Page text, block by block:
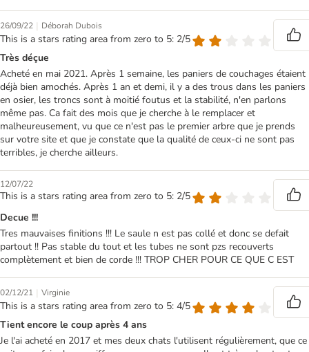
26/09/22 | Déborah Dubois
This is a stars rating area from zero to 5: 2/5
Très déçue
Acheté en mai 2021. Après 1 semaine, les paniers de couchages étaient
déjà bien amochés. Après 1 an et demi, il y a des trous dans les paniers
en osier, les troncs sont à moitié foutus et la stabilité, n'en parlons
même pas. Ca fait des mois que je cherche à le remplacer et
malheureusement, vu que ce n'est pas le premier arbre que je prends
sur votre site et que je constate que la qualité de ceux-ci ne sont pas
terribles, je cherche ailleurs.
12/07/22
This is a stars rating area from zero to 5: 2/5
Decue !!!
Tres mauvaises finitions !!! Le saule n est pas collé et donc se defait
partout !! Pas stable du tout et les tubes ne sont pzs recouverts
complètement et bien de corde !!! TROP CHER POUR CE QUE C EST
02/12/21 | Virginie
This is a stars rating area from zero to 5: 4/5
Tient encore le coup après 4 ans
Je l'ai acheté en 2017 et mes deux chats l'utilisent régulièrement, que ce